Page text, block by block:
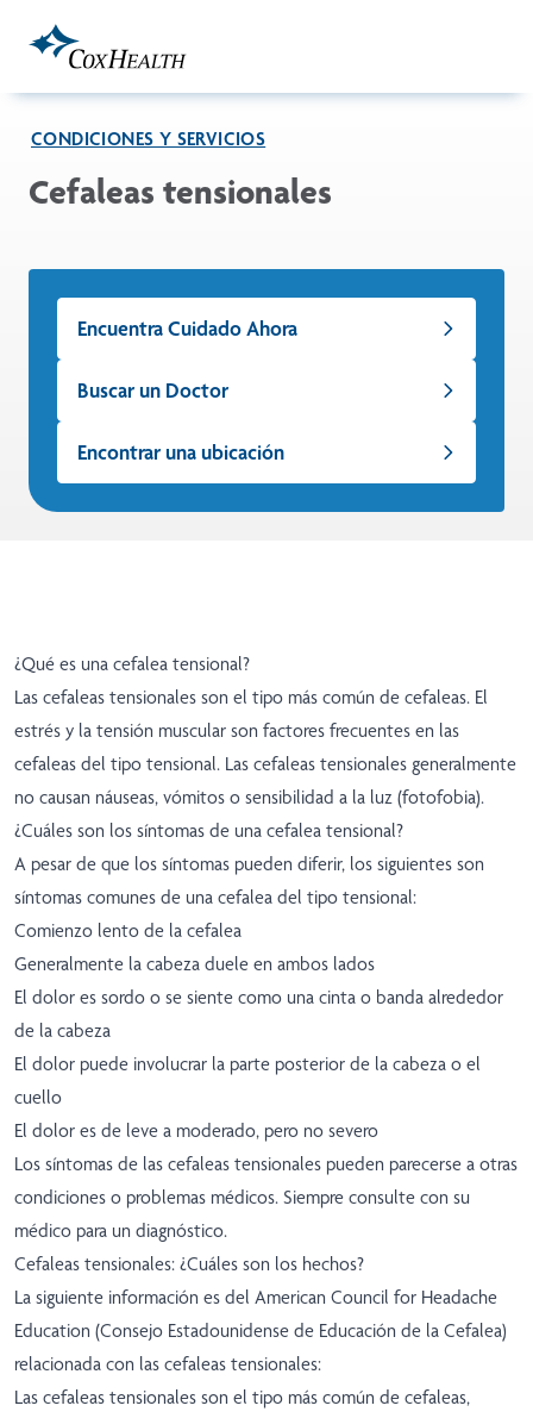
CONDICIONES Y SERVICIOS
Cefaleas tensionales
Encuentra Cuidado Ahora
Buscar un Doctor
Encontrar una ubicación
¿Qué es una cefalea tensional?
Las cefaleas tensionales son el tipo más común de cefaleas. El
estrés y la tensión muscular son factores frecuentes en las
cefaleas del tipo tensional. Las cefaleas tensionales generalmente
no causan náuseas, vómitos o sensibilidad a la luz (fotofobia).
¿Cuáles son los síntomas de una cefalea tensional?
A pesar de que los síntomas pueden diferir, los siguientes son
síntomas comunes de una cefalea del tipo tensional:
Comienzo lento de la cefalea
Generalmente la cabeza duele en ambos lados
El dolor es sordo o se siente como una cinta o banda alrededor
de la cabeza
El dolor puede involucrar la parte posterior de la cabeza o el
cuello
El dolor es de leve a moderado, pero no severo
Los síntomas de las cefaleas tensionales pueden parecerse a otras
condiciones o problemas médicos. Siempre consulte con su
médico para un diagnóstico.
Cefaleas tensionales: ¿Cuáles son los hechos?
La siguiente información es del American Council for Headache
Education (Consejo Estadounidense de Educación de la Cefalea)
relacionada con las cefaleas tensionales:
Las cefaleas tensionales son el tipo más común de cefaleas,